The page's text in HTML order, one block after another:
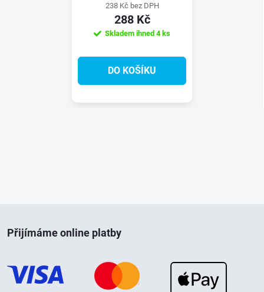
238 Kč bez DPH
288 Kč
Skladem ihned 4 ks
DO KOŠÍKU
p
Přijímáme online platby